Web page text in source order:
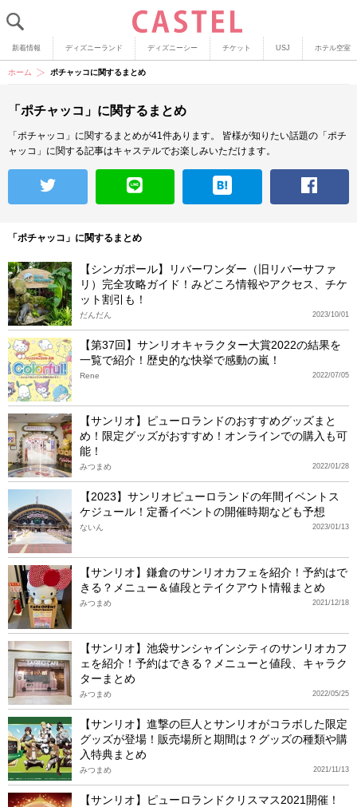
新着情報 ディズニーランド ディズニーシー チケット USJ ホテル空室
ホーム ポチャッコに関するまとめ
「ポチャッコ」に関するまとめ
「ポチャッコ」に関するまとめが41件あります。
皆様が知りたい話題の「ポチ
ャッコ」に関する記事はキャステルでお楽しみいただけます。
「ポチャッコ」に関するまとめ
【シンガポール】リバーワンダー（旧リバーサファ
リ）完全攻略ガイド！みどころ情報やアクセス、チケ
ット割引も！
2023/10/01
だんだん
【第37回】サンリオキャラクター大賞2022の結果を
一覧で紹介！歴史的な快挙で感動の嵐！
2022/07/05
Rene
【サンリオ】ピューロランドのおすすめグッズまと
め！限定グッズがおすすめ！オンラインでの購入も可
能！
2022/01/28
みつまめ
【2023】サンリオピューロランドの年間イベントス
ケジュール！定番イベントの開催時期なども予想
2023/01/13
ないん
【サンリオ】鎌倉のサンリオカフェを紹介！予約はで
きる？メニュー＆値段とテイクアウト情報まとめ
2021/12/18
みつまめ
【サンリオ】池袋サンシャインシティのサンリオカフ
ェを紹介！予約はできる？メニューと値段、キャラク
ターまとめ
2022/05/25
みつまめ
【サンリオ】進撃の巨人とサンリオがコラボした限定
グッズが登場！販売場所と期間は？グッズの種類や購
入特典まとめ
2021/11/13
みつまめ
【サンリオ】ピューロランドクリスマス2021開催！